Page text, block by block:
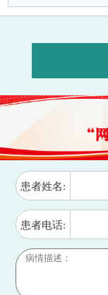
患者姓名:
患者电话: